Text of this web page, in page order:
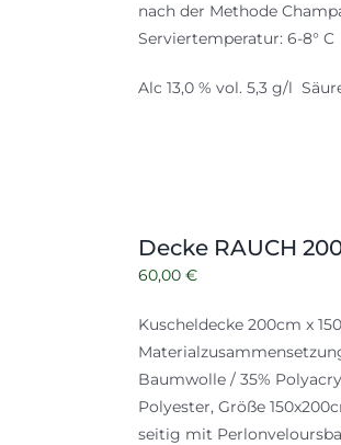
nach der Methode
Serviertemperatur: 6-8° C
Alc 13,0 % vol. 5,3 g/l
Decke RAUCH
60,00 €
Kuscheldecke 200cm x
Baumwolle / 35%
Polyester, Größe
seitig mit